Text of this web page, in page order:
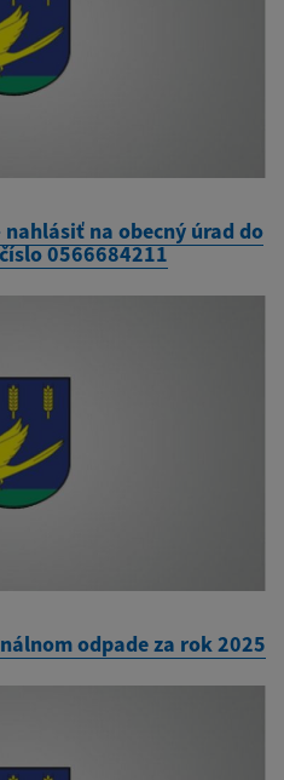
na obecný úrad do
0566684211
odpade za rok 2025